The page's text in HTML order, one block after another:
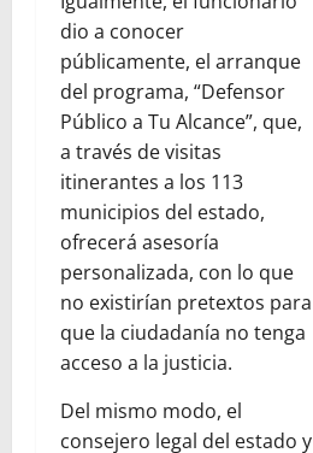
dio a conocer
públicamente, el arranque
del programa, “Defensor
Público a Tu Alcance”, que,
a través de visitas
itinerantes a los 113
municipios del estado,
ofrecerá asesoría
personalizada, con lo que
no existirían pretextos para
que la ciudadanía no tenga
acceso a la justicia.
Del mismo modo, el
consejero legal del estado y